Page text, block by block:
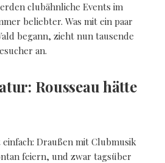
clubähnliche Events im
beliebter. Was mit ein paar
begann, zieht nun tausende
an.
Rousseau hätte
Draußen mit Clubmusik
feiern, und zwar tagsüber